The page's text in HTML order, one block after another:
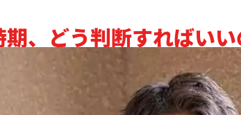
、どう判断すればい